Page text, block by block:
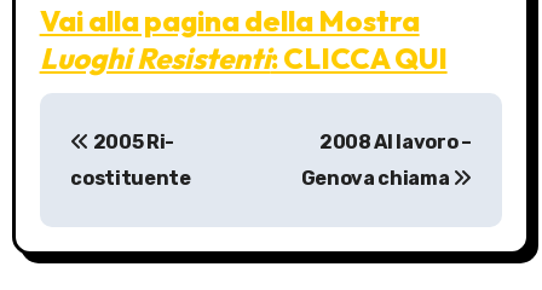
Vai alla pagina della Mostra
Luoghi Resistenti: CLICCA QUI
P
s
t
2005 Ri-
costituente
2008 Al lavoro –
Genova chiama